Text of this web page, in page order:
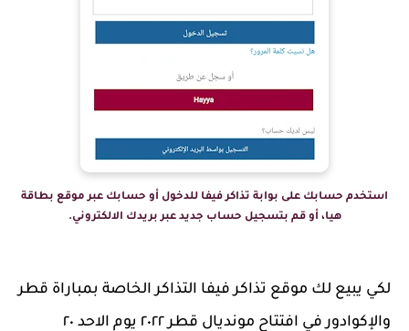
استخدم حسابك على بوابة تذاكر فيفا للدخول أو حسابك عبر موقع بطاقة
هيا، أو قم بتسجيل حساب جديد عبر بريدك الالكتروني.
لكي يبيع لك موقع تذاكر فيفا التذاكر الخاصة بمباراة قطر
والإكوادور في افتتاح مونديال قطر ٢٠٢٢ يوم الاحد ٢٠